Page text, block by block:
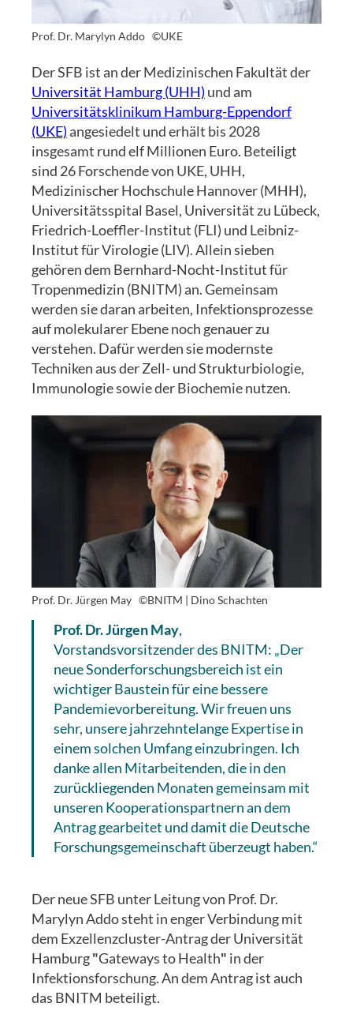
Prof. Dr. Marylyn Addo ©UKE
Der SFB ist an der Medizinischen Fakultät der
Universität Hamburg (UHH) und am
Universitätsklinikum Hamburg-Eppendorf
(UKE)angesiedelt und erhält bis 2028
insgesamt rund elf Millionen Euro. Beteiligt
sind 26 Forschende von UKE, UHH,
Medizinischer Hochschule Hannover (MHH),
Universitätsspital Basel, Universität zu Lübeck,
Friedrich-Loeffler-Institut (FLI) und Leibniz-
Institut für Virologie (LIV). Allein sieben
gehören dem Bernhard-Nocht-Institut für
Tropenmedizin (BNITM) an. Gemeinsam
werden sie daran arbeiten, Infektionsprozesse
auf molekularer Ebene noch genauer zu
verstehen. Dafür werden sie modernste
Techniken aus der Zell- und Strukturbiologie,
Immunologie sowie der Biochemie nutzen.
Prof. Dr. Jürgen May ©BNITM | Dino Schachten
Prof. Dr. Jürgen May,
Vorstandsvorsitzender des BNITM: „Der
neue Sonderforschungsbereich ist ein
wichtiger Baustein für eine bessere
Pandemievorbereitung. Wir freuen uns
sehr, unsere jahrzehntelange Expertise in
einem solchen Umfang einzubringen. Ich
danke allen Mitarbeitenden, die in den
zurückliegenden Monaten gemeinsam mit
unseren Kooperationspartnern an dem
Antrag gearbeitet und damit die Deutsche
Forschungsgemeinschaft überzeugt haben.“
Der neue SFB unter Leitung von Prof. Dr.
Marylyn Addo steht in enger Verbindung mit
dem Exzellenzcluster-Antrag der Universität
Hamburg"Gateways to Health" in der
Infektionsforschung. An dem Antrag ist auch
das BNITM beteiligt.